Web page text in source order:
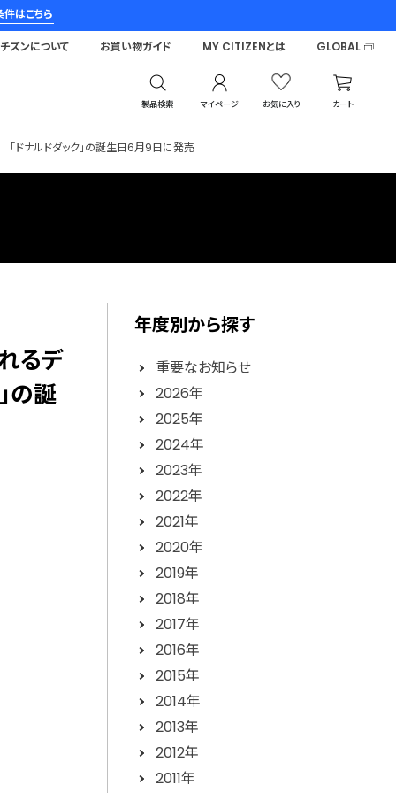
はこちら
製品検索 マイページ お気に入り カート
ズンについて お買い物ガイド MY CITIZENとは GLOBAL
「ドナルドダック」の誕生日6月9日に発売
るデ
の誕
年度別から探す
重要なお知らせ
2026年
2025年
2024年
2023年
2022年
2021年
2020年
2019年
2018年
2017年
2016年
2015年
2014年
2013年
2012年
2011年